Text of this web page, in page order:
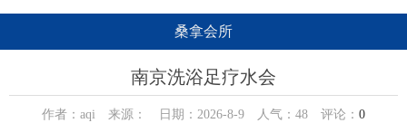
桑拿会所
南京洗浴足疗水会
作者：aqi 来源： 日期：2026-8-9 人气： 48 评论： 0